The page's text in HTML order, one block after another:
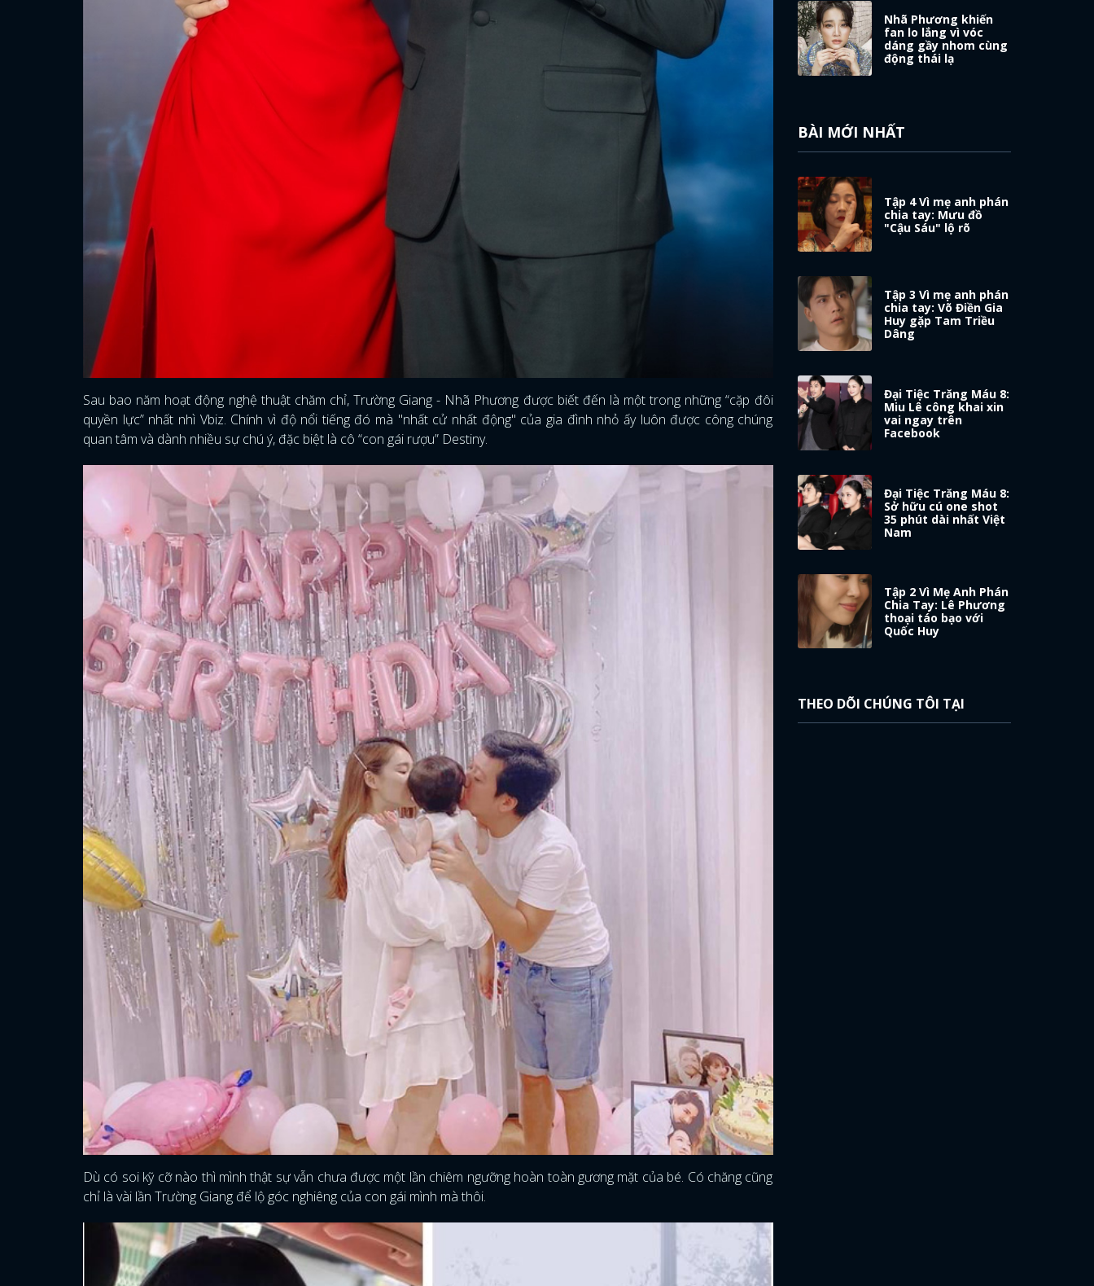
ĐĂNG NHẬP
FACEBOOK
Sau bao năm hoạt động nghệ thuật chăm chỉ, Trường Giang - Nhã Phương được biết đến là một trong những “cặp đôi
quyền lực” nhất nhì Vbiz. Chính vì độ nổi tiếng đó mà "nhất cử nhất động" của gia đình nhỏ ấy luôn được công chúng
quan tâm và dành nhiều sự chú ý, đặc biệt là cô “con gái rượu” Destiny.
Dù có soi kỹ cỡ nào thì mình thật sự vẫn chưa được một lần chiêm ngưỡng hoàn toàn gương mặt của bé. Có chăng cũng
chỉ là vài lần Trường Giang để lộ góc nghiêng của con gái mình mà thôi.
Nhã Phương khiến
fan lo lắng vì vóc
dáng gầy nhom cùng
động thái lạ
BÀI MỚI NHẤT
Tập 4 Vì mẹ anh phán
chia tay: Mưu đồ
"Cậu Sáu" lộ rõ
Tập 3 Vì mẹ anh phán
chia tay: Võ Điền Gia
Huy gặp Tam Triều
Dâng
Đại Tiệc Trăng Máu 8:
Miu Lê công khai xin
vai ngay trên
Facebook
Đại Tiệc Trăng Máu 8:
Sở hữu cú one shot
35 phút dài nhất Việt
Nam
Tập 2 Vì Mẹ Anh Phán
Chia Tay: Lê Phương
thoại táo bạo với
Quốc Huy
THEO DÕI CHÚNG TÔI TẠI